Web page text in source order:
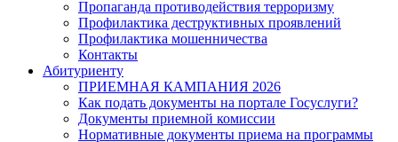
Пропаганда противодействия терроризму
Профилактика деструктивных проявлений
Профилактика мошенничества
Контакты
Абитуриенту
ПРИЕМНАЯ КАМПАНИЯ 2026
Как подать документы на портале Госуслуги?
Документы приемной комиссии
Нормативные документы приема на программы